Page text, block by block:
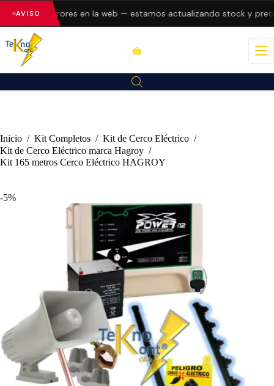
AVISO errores en la web — estamos actualizando stock y
Inicio / Kit Completos / Kit de Cerco Eléctrico /
Kit de Cerco Eléctrico marca Hagroy /
Kit 165 metros Cerco Eléctrico HAGROY
-5%